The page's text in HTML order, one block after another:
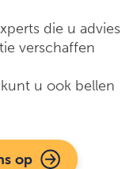
die u advies
verschaffen
u ook bellen
op